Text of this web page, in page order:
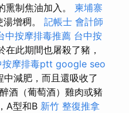
熏制焦油加入。 柬埔寨
增稠。 記帳士 會計師
中按摩排毒推薦 台中按
此期間也屠殺了豬，
按摩排毒ptt google seo
減肥，而且還吸收了
酒（葡萄酒）雞肉或豬
A型和B 新竹 整復推拿